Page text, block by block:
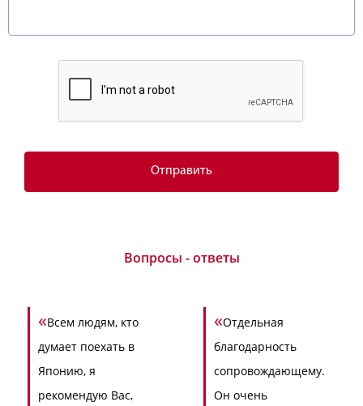
Вопросы - ответы
«Всем людям, кто
думает поехать в
Японию, я
рекомендую Вас,
«Отдельная
благодарность
сопровождающему.
Он очень